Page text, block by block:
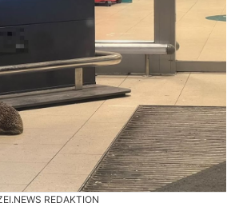
REDAKTION